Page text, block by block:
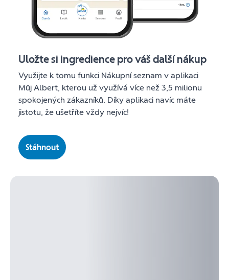
Uložte si ingredience pro váš další nákup
Využijte k tomu funkci Nákupní seznam v aplikaci
Můj Albert, kterou už využívá více než 3,5 milionu
spokojených zákazníků. Díky aplikaci navíc máte
jistotu, že ušetříte vždy nejvíc!
Stáhnout